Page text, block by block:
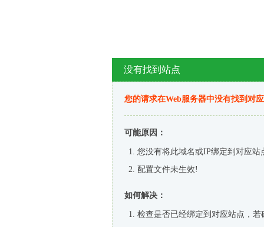
没有找到站点
您的请求在Web服务器中没有找到对
可能原因：
您没有将此域名或IP绑定到对应站
配置文件未生效!
如何解决：
检查是否已经绑定到对应站点，